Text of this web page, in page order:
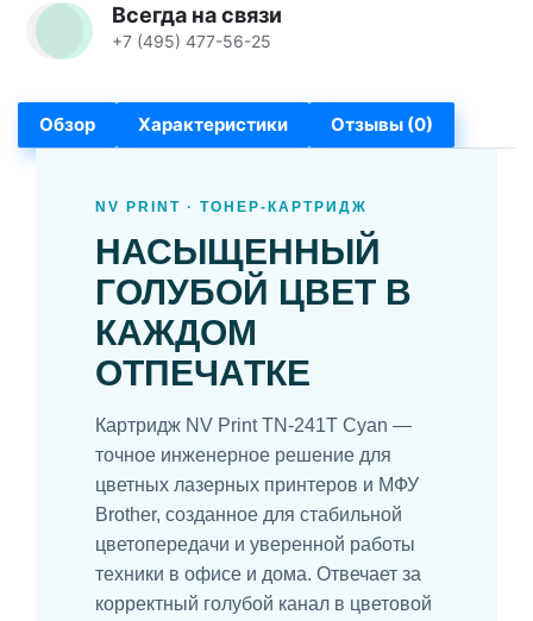
Всегда на связи
+7 (495) 477-56-25
Обзор Характеристики Отзывы (0)
NV PRINT · ТОНЕР-КАРТРИДЖ
НАСЫЩЕННЫЙ
ГОЛУБОЙ ЦВЕТ В
КАЖДОМ
ОТПЕЧАТКЕ
Картридж NV Print TN-241T Cyan —
точное инженерное решение для
цветных лазерных принтеров и МФУ
Brother, созданное для стабильной
цветопередачи и уверенной работы
техники в офисе и дома. Отвечает за
корректный голубой канал в цветовой